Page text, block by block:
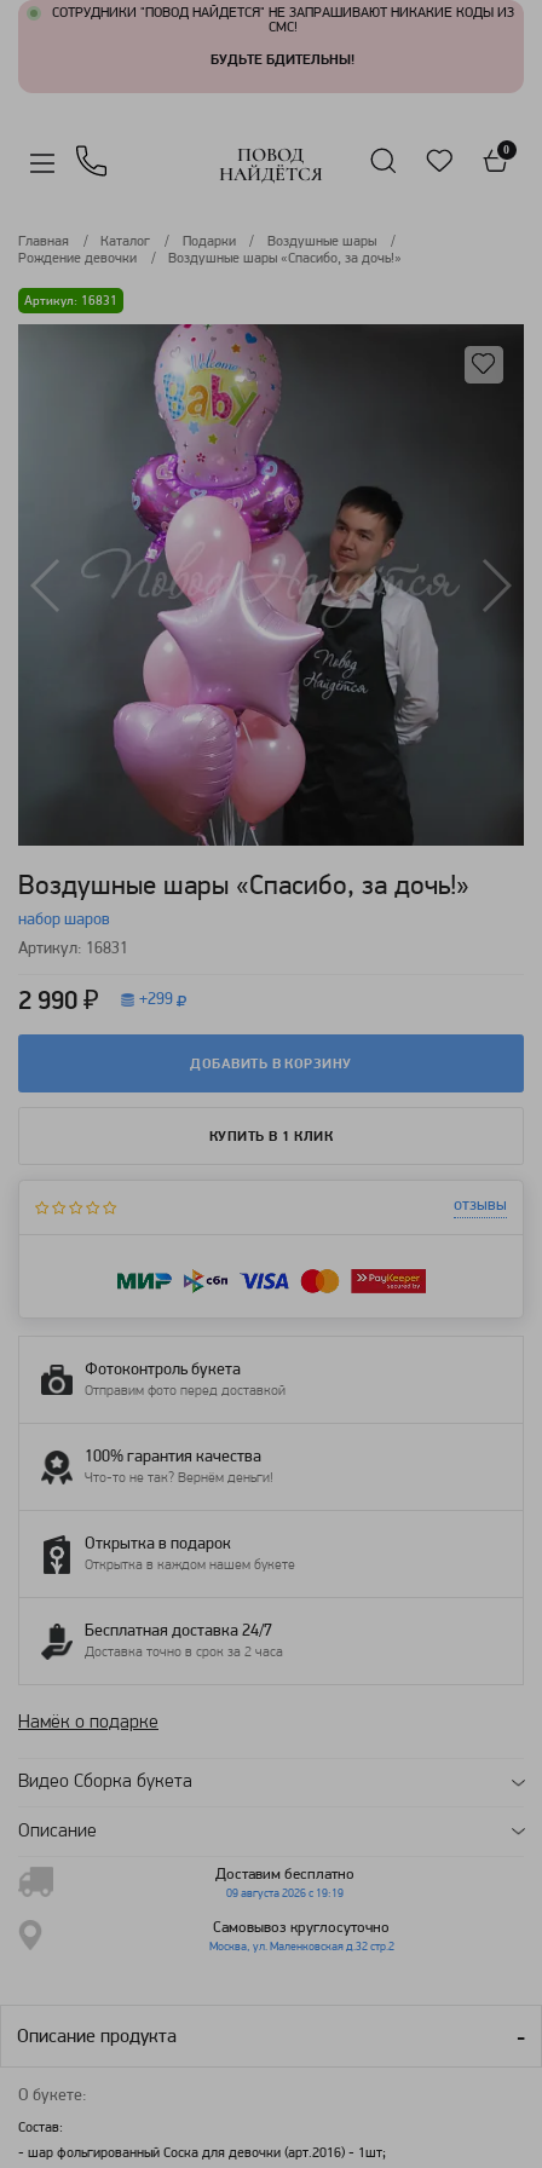
СОТРУДНИКИ "ПОВОД НАЙДЕТСЯ" НЕ ЗАПРАШИВАЮТ НИКАКИЕ КОДЫ ИЗ
СМС!
БУДЬТЕ БДИТЕЛЬНЫ!
ПОВОД
НАЙДЁТСЯ
0
Главная Каталог Подарки
Воздушные шары
Рождение девочки
Воздушные шары «Спасибо, за дочь!»
Артикул: 16831
Воздушные шары «Спасибо, за дочь!»
набор шаров
Артикул: 16831
2 990 ₽ +299
ДОБАВИТЬ В КОРЗИНУ
КУПИТЬ В 1 КЛИК
отзывы
Фотоконтроль букета
Отправим фото перед доставкой
100% гарантия качества
Что-то не так? Вернём деньги!
Открытка в подарок
Открытка в каждом нашем букете
Бесплатная доставка 24/7
Доставка точно в срок за 2 часа
Намёк о подарке
Видео Сборка букета
Описание
Доставим бесплатно
09 августа 2026 с 19:19
Самовывоз круглосуточно
Москва, ул. Маленковская д.32 стр.2
Описание продукта
О букете:
Состав:
- шар фольгированный Соска для девочки (арт.2016) - 1шт;